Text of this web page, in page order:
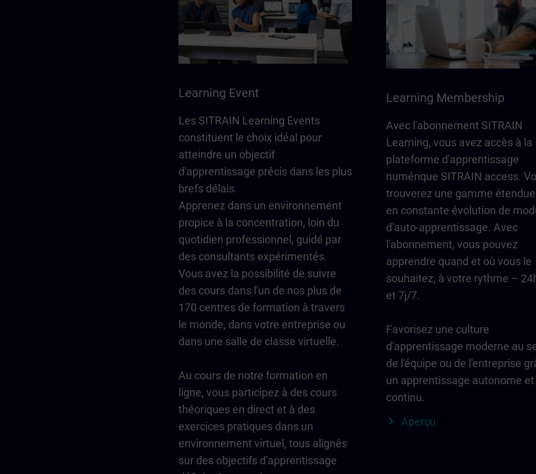
Learning Event
Les SITRAIN Learning Events
constituent le choix idéal pour
atteindre un objectif
d'apprentissage précis dans les plus
brefs délais.
Apprenez dans un environnement
propice à la concentration, loin du
quotidien professionnel, guidé par
des consultants expérimentés.
Vous avez la possibilité de suivre
des cours dans l'un de nos plus de
170 centres de formation à travers
le monde, dans votre entreprise ou
dans une salle de classe virtuelle.
Au cours de notre formation en
ligne, vous participez à des cours
théoriques en direct et à des
exercices pratiques dans un
environnement virtuel, tous alignés
sur des objectifs d'apprentissage
Learning Membership
Avec l'abonnement SITRAIN
Learning, vous avez accès à la
plateforme d'apprentissage
numérique SITRAIN access.
trouverez une gamme
en constante évolution de
d'auto-apprentissage. Avec
l'abonnement, vous pouvez
apprendre quand et où vous le
souhaitez, à votre rythme –
et 7j/7.
Favorisez une culture
d'apprentissage moderne au
de l'équipe ou de l'entreprise
un apprentissage autonome et
continu.
Aperçu